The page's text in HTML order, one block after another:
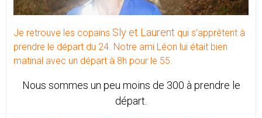
Je retrouve les copains Sly et Laurent qui s’apprêtent à
prendre le départ du 24. Notre ami Léon lui était bien
matinal avec un départ à 8h pour le 55.
Nous sommes un peu moins de 300 à prendre le
départ.